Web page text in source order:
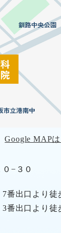
Google MAP
−３０
番出口より徒
番出口より徒